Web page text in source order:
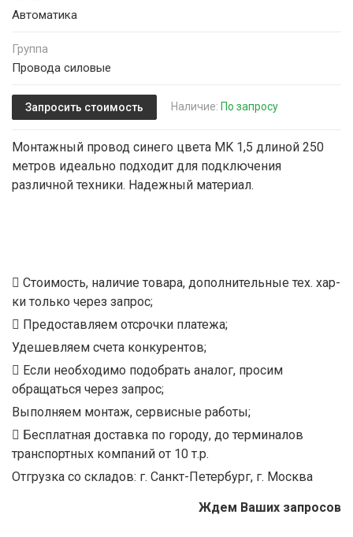
Автоматика
Группа
Провода силовые
Запросить стоимость Наличие: По запросу
Монтажный провод синего цвета MK 1,5 длиной 250
метров идеально подходит для подключения
различной техники. Надежный материал.
Стоимость, наличие товара, дополнительные тех. хар-
ки только через запрос;
Предоставляем отсрочки платежа;
Удешевляем счета конкурентов;
Если необходимо подобрать аналог, просим
обращаться через запрос;
Выполняем монтаж, сервисные работы;
Бесплатная доставка по городу, до терминалов
транспортных компаний от 10 т.р.
Отгрузка со складов: г. Санкт-Петербург, г. Москва
Ждем Ваших запросов